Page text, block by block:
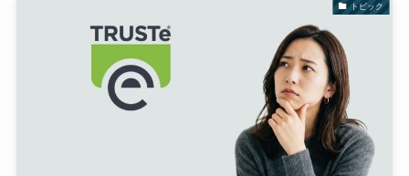
トピック